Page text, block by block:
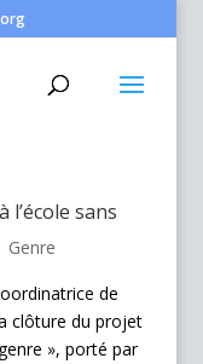
sans
Genre
de
clôture du projet
», porté par